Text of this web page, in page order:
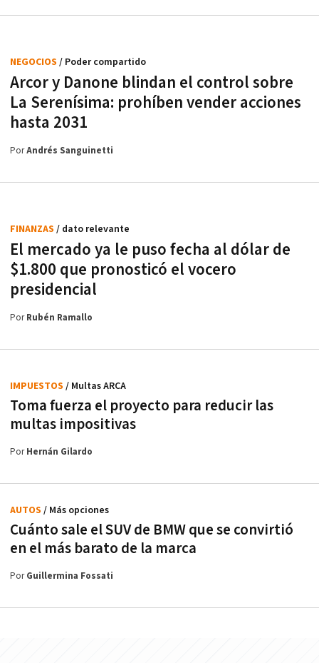
Arcor y Danone blindan el control sobre
La Serenísima: prohíben vender acciones
hasta 2031
NEGOCIOS / Poder compartido
PorAndrés Sanguinetti
El mercado ya le puso fecha al dólar de
$1.800 que pronosticó el vocero
presidencial
FINANZAS / dato relevante
PorRubén Ramallo
Toma fuerza el proyecto para reducir las
multas impositivas
IMPUESTOS / Multas ARCA
PorHernán Gilardo
Cuánto sale el SUV de BMW que se convirtió
en el más barato de la marca
AUTOS / Más opciones
PorGuillermina Fossati